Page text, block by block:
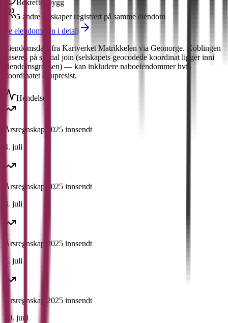
Bekreftet bygg
5 andre selskaperregistrert på samme eiendom
Se eiendommen i detalj
Eiendomsdata fra Kartverket Matrikkelen via Geonorge. Koblingen
baseres på spatial join (selskapets geocodede koordinat ligger inni
eiendomsgrensen) — kan inkludere naboeiendommer hvis
koordinatet er upresist.
Hendelser
Årsregnskap 2025 innsendt
4. juli
Årsregnskap 2025 innsendt
3. juli
Årsregnskap 2025 innsendt
1. juli
Årsregnskap 2025 innsendt
30. juni